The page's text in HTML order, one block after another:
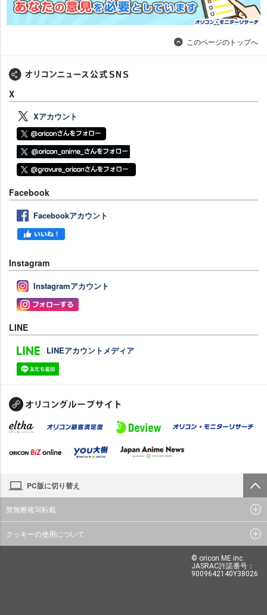
このページのトップへ
X
Xアカウント
Facebook
Facebookアカウント
Instagram
Instagramアカウント
LINE
LINEアカウントメディア
PC版に切り替え
禁無断複写転載
クッキーの使用について
© oricon ME inc.
JASRAC許諾番号：
9009642140Y38026